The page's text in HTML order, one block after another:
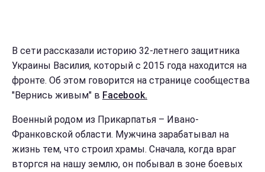
В сети рассказали историю 32-летнего защитника
Украины Василия, который с 2015 года находится на
фронте. Об этом говорится на странице сообщества
"Вернись живым" в Facebook.
Военный родом из Прикарпатья – Ивано-
Франковской области. Мужчина зарабатывал на
жизнь тем, что строил храмы. Сначала, когда враг
вторгся на нашу землю, он побывал в зоне боевых